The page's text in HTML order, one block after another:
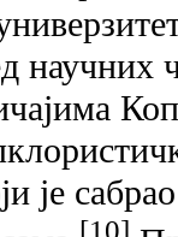
научних
је